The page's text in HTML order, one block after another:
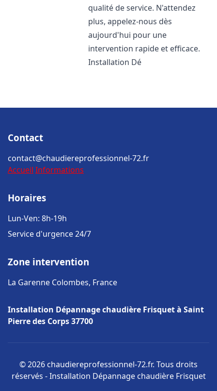
qualité de service. N'attendez
plus, appelez-nous dès
aujourd'hui pour une
intervention rapide et efficace.
Installation Dé
Contact
contact@chaudiereprofessionnel-72.fr
Accueil Informations
Horaires
Lun-Ven: 8h-19h
Service d'urgence 24/7
Zone intervention
La Garenne Colombes, France
Installation Dépannage chaudière Frisquet à Saint
Pierre des Corps 37700
© 2026 chaudiereprofessionnel-72.fr. Tous droits
réservés - Installation Dépannage chaudière Frisquet